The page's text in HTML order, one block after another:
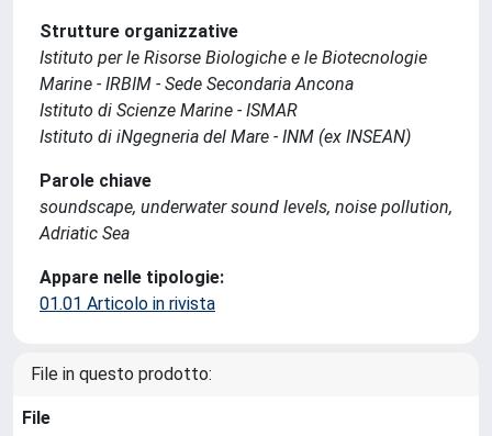
Strutture organizzative
Istituto per le Risorse Biologiche e le Biotecnologie
Marine - IRBIM - Sede Secondaria Ancona
Istituto di Scienze Marine - ISMAR
Istituto di iNgegneria del Mare - INM (ex INSEAN)
Parole chiave
soundscape, underwater sound levels, noise pollution,
Adriatic Sea
Appare nelle tipologie:
01.01 Articolo in rivista
File in questo prodotto:
File